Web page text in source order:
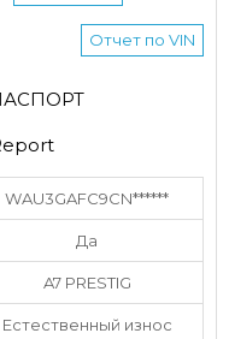
Отчет по VIN
WAU3GAFC9CN******
Да
A7 PRESTIG
Естественный износ